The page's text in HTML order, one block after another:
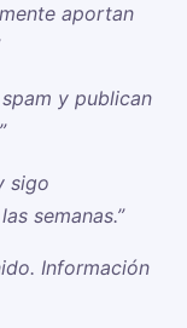
aportan
y publican
sigo
semanas.”
Información